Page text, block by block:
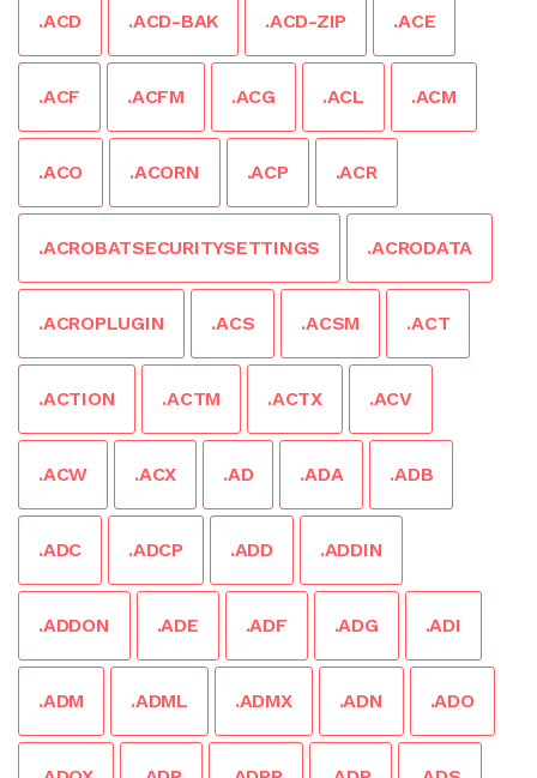
.ACD .ACD-BAK .ACD-ZIP .ACE
.ACF .ACFM .ACG .ACL .ACM
.ACO .ACORN .ACP .ACR
.ACROBATSECURITYSETTINGS .ACRODATA
.ACROPLUGIN .ACS .ACSM .ACT
.ACTION .ACTM .ACTX .ACV
.ACW .ACX .AD .ADA .ADB
.ADC .ADCP .ADD .ADDIN
.ADDON .ADE .ADF .ADG .ADI
.ADM .ADML .ADMX .ADN .ADO